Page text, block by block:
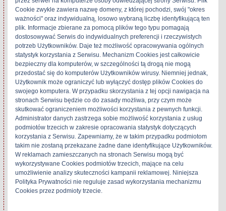
Related
Alpine AL-55
21 grudnia 2017
W „Alpine/Alpage"
Alpine AL-80
19 listopada 2017
W „Alpine/Alpage"
Technics RS-
TR979
5 sierpnia 2017
W „Technics"
Cookie zwykle zawiera nazwę domeny, z której pochodzi, swój "okres
ważności" oraz indywidualną, losowo wybraną liczbę identyfikującą ten
plik. Informacje zbierane za pomocą plików tego typu pomagają
dostosowywać Serwis do indywidualnych preferencji i rzeczywistych
potrzeb Użytkowników. Daje też możliwość opracowywania ogólnych
statystyk korzystania z Serwisu. Mechanizm Cookies jest całkowicie
bezpieczny dla komputerów, w szczególności tą drogą nie mogą
przedostać się do komputerów Użytkowników wirusy. Niemniej jednak,
Użytkownik może ograniczyć lub wyłączyć dostęp plików Cookies do
swojego komputera. W przypadku skorzystania z tej opcji nawigacja na
stronach Serwisu będzie co do zasady możliwa, przy czym może
skutkować ograniczeniem możliwości korzystania z pewnych funkcji.
Administrator danych zastrzega sobie możliwość korzystania z usług
podmiotów trzecich w zakresie opracowania statystyk dotyczących
korzystania z Serwisu. Zapewniamy, że w takim przypadku podmiotom
takim nie zostaną przekazane żadne dane identyfikujące Użytkowników.
W reklamach zamieszczanych na stronach Serwisu mogą być
wykorzystywane Cookies podmiotów trzecich, mające na celu
umożliwienie analizy skuteczności kampanii reklamowej. Niniejsza
Polityka Prywatności nie reguluje zasad wykorzystania mechanizmu
Cookies przez podmioty trzecie.